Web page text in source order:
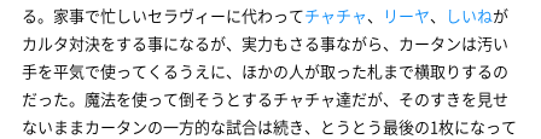
る。家事で忙しいセラヴィーに代わってチャチャ、 リーヤ、 しいねが
カルタ対決をする事になるが、実力もさる事ながら、カータンは汚い
手を平気で使ってくるうえに、ほかの人が取った札まで横取りするの
だった。魔法を使って倒そうとするチャチャ達だが、そのすきを見せ
ないままカータンの一方的な試合は続き、とうとう最後の1枚になって